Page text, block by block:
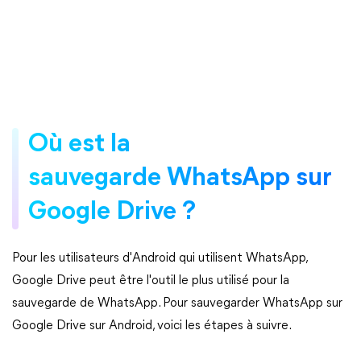
Où est la
sauvegarde WhatsApp sur
Google Drive ?
Pour les utilisateurs d'Android qui utilisent WhatsApp,
Google Drive peut être l'outil le plus utilisé pour la
sauvegarde de WhatsApp. Pour sauvegarder WhatsApp sur
Google Drive sur Android, voici les étapes à suivre.